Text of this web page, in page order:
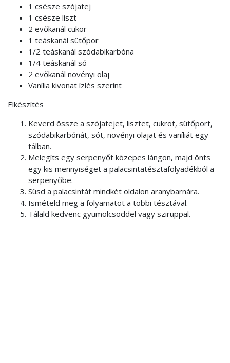
1 csésze szójatej
1 csésze liszt
2 evőkanál cukor
1 teáskanál sütőpor
1/2 teáskanál szódabikarbóna
1/4 teáskanál só
2 evőkanál növényi olaj
Vanília kivonat ízlés szerint
Elkészítés
Keverd össze a szójatejet, lisztet, cukrot, sütőport,
szódabikarbónát, sót, növényi olajat és vaníliát egy
tálban.
Melegíts egy serpenyőt közepes lángon, majd önts
egy kis mennyiséget a palacsintatésztafolyadékból a
serpenyőbe.
Süsd a palacsintát mindkét oldalon aranybarnára.
Ismételd meg a folyamatot a többi tésztával.
Tálald kedvenc gyümölcsöddel vagy sziruppal.